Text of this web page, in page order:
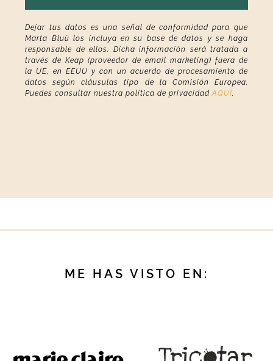
Dejar tus datos es una señal de conformidad para que
Marta Bluü los incluya en su base de datos y se haga
responsable de ellos. Dicha información será tratada a
través de Keap (proveedor de email marketing) fuera de
la UE, en EEUU y con un acuerdo de procesamiento de
datos según cláusulas tipo de la Comisión Europea.
Puedes consultar nuestra política de privacidadAQUÍ.
ME HAS VISTO EN: